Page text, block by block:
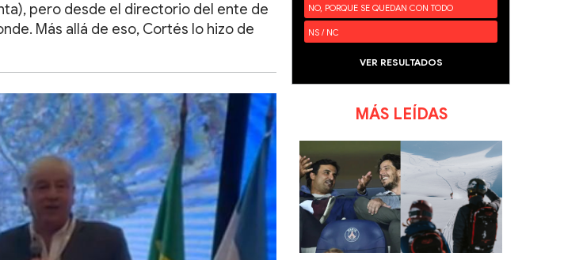
pero desde el directorio del ente de
Más allá de eso, Cortés lo hizo de
NO, PORQUE SE QUEDAN CON TODO
NS / NC
VER RESULTADOS
MÁS LEÍDAS